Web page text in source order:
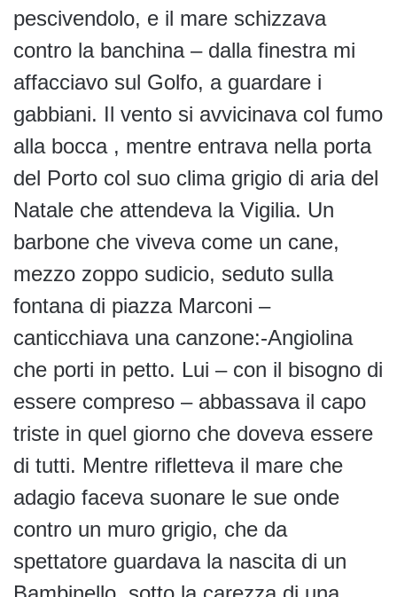
pescivendolo, e il mare schizzava
contro la banchina – dalla finestra mi
affacciavo sul Golfo, a guardare i
gabbiani. Il vento si avvicinava col fumo
alla bocca , mentre entrava nella porta
del Porto col suo clima grigio di aria del
Natale che attendeva la Vigilia. Un
barbone che viveva come un cane,
mezzo zoppo sudicio, seduto sulla
fontana di piazza Marconi –
canticchiava una canzone:-Angiolina
che porti in petto. Lui – con il bisogno di
essere compreso – abbassava il capo
triste in quel giorno che doveva essere
di tutti. Mentre rifletteva il mare che
adagio faceva suonare le sue onde
contro un muro grigio, che da
spettatore guardava la nascita di un